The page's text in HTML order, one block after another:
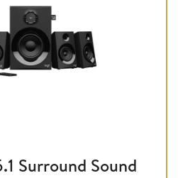
Surround Sound